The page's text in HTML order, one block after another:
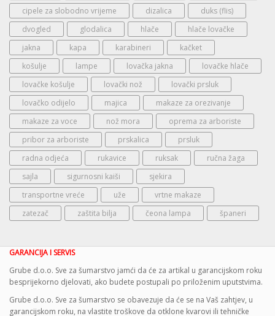
cipele za slobodno vrijeme
dizalica
duks (flis)
dvogled
glodalica hlače
hlače lovačke
jakna
kapa karabineri
kačket
košulje
lampe lovačka jakna
lovačke hlače
lovačke košulje
lovački nož
lovački prsluk
lovačko odijelo
majica
makaze za orezivanje
makaze za voce
nož mora
oprema za arboriste
pribor za arboriste
prskalica
prsluk
radna odjeća
rukavice ruksak
ručna žaga
sajla
sigurnosni kaiši
sjekira
transportne vreće
uže
vrtne makaze
zatezač
zaštita bilja čeona lampa španeri
GARANCIJA I SERVIS
Grube d.o.o. Sve za šumarstvo jamći da će za artikal u garancijskom roku
besprijekorno djelovati, ako budete postupali po priloženim uputstvima.
Grube d.o.o. Sve za šumarstvo se obavezuje da će se na Vaš zahtjev, u
garancijskom roku, na vlastite troškove da otklone kvarovi ili tehničke